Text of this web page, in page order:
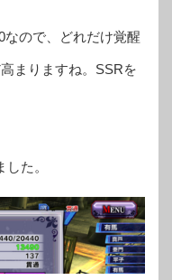
ので、どれだけ覚醒
まりますね。SSRを
た。